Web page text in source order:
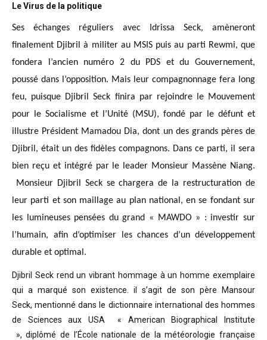
Le Virus de la politique
Ses échanges réguliers avec Idrissa Seck, amèneront
finalement Djibril à militer au MSIS puis au parti Rewmi, que
fondera l’ancien numéro 2 du PDS et du Gouvernement,
poussé dans l’opposition. Mais leur compagnonnage fera long
feu, puisque Djibril Seck finira par rejoindre le Mouvement
pour le Socialisme et l’Unité (MSU), fondé par le défunt et
illustre Président Mamadou Dia, dont un des grands pères de
Djibril, était un des fidèles compagnons. Dans ce parti, il sera
bien reçu et intégré par le leader Monsieur Massène Niang.
Monsieur Djibril Seck se chargera de la restructuration de
leur parti et son maillage au plan national, en se fondant sur
les lumineuses pensées du grand « MAWDO » : investir sur
l’humain, afin d’optimiser les chances d’un développement
durable et optimal.
Djibril Seck rend un vibrant hommage à un homme exemplaire
qui a marqué son existence. il s’agit de son père Mansour
Seck,mentionné dans le dictionnaire international des hommes
de Sciences aux USA « American Biographical Institute
», diplômé de l’École nationale de la météorologie française